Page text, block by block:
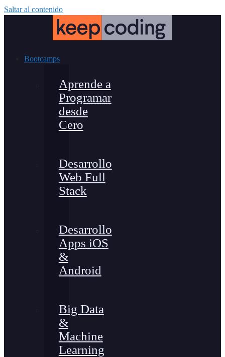
Saltar al contenido
Bootcamps
Aprende a
Programar
desde
Cero
Desarrollo
Web Full
Stack
Desarrollo
Apps iOS
&
Android
Big Data
&
Machine
Learning